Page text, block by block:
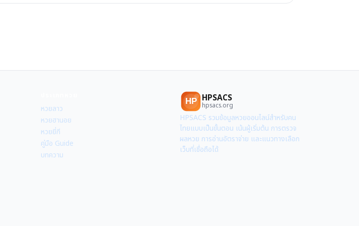
หวยลาว
หวยฮานอย
หวยยี่กี
คู่มือ Guide
บทความ
HP HPSACS
hpsacs.org
HPSACS รวมข้อมูลหวยออนไลน์สำหรับคน
ไทยแบบเป็นขั้นตอน เน้นผู้เริ่มต้น การตรวจ
ผลหวย การอ่านอัตราจ่าย และแนวทางเลือก
เว็บที่เชื่อถือได้